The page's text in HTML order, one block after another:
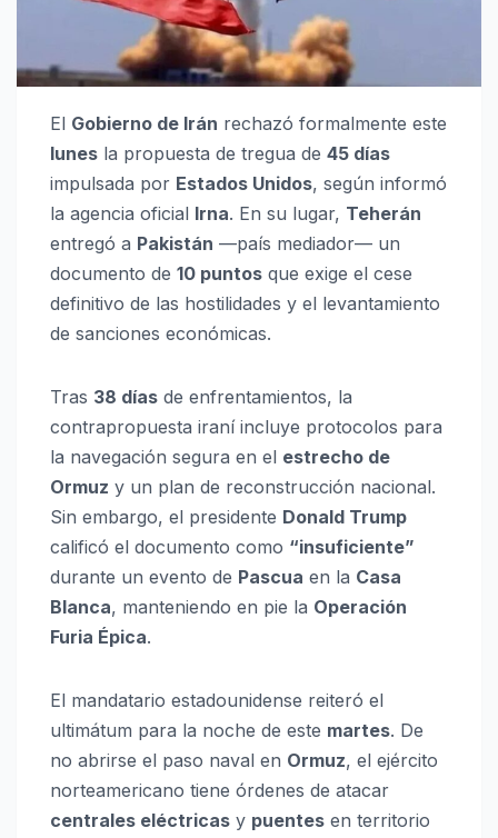
El Gobierno de Irán rechazó formalmente este
lunes la propuesta de tregua de 45 días
impulsada por Estados Unidos, según informó
la agencia oficial Irna. En su lugar, Teherán
entregó a Pakistán —país mediador— un
documento de 10 puntos que exige el cese
definitivo de las hostilidades y el levantamiento
de sanciones económicas.
Tras 38 días de enfrentamientos, la
contrapropuesta iraní incluye protocolos para
la navegación segura en el estrecho de
Ormuz y un plan de reconstrucción nacional.
Sin embargo, el presidente Donald Trump
calificó el documento como “insuficiente”
durante un evento de Pascua en la Casa
Blanca, manteniendo en pie la Operación
Furia Épica.
El mandatario estadounidense reiteró el
ultimátum para la noche de este martes. De
no abrirse el paso naval en Ormuz, el ejército
norteamericano tiene órdenes de atacar
centrales eléctricas y puentes en territorio